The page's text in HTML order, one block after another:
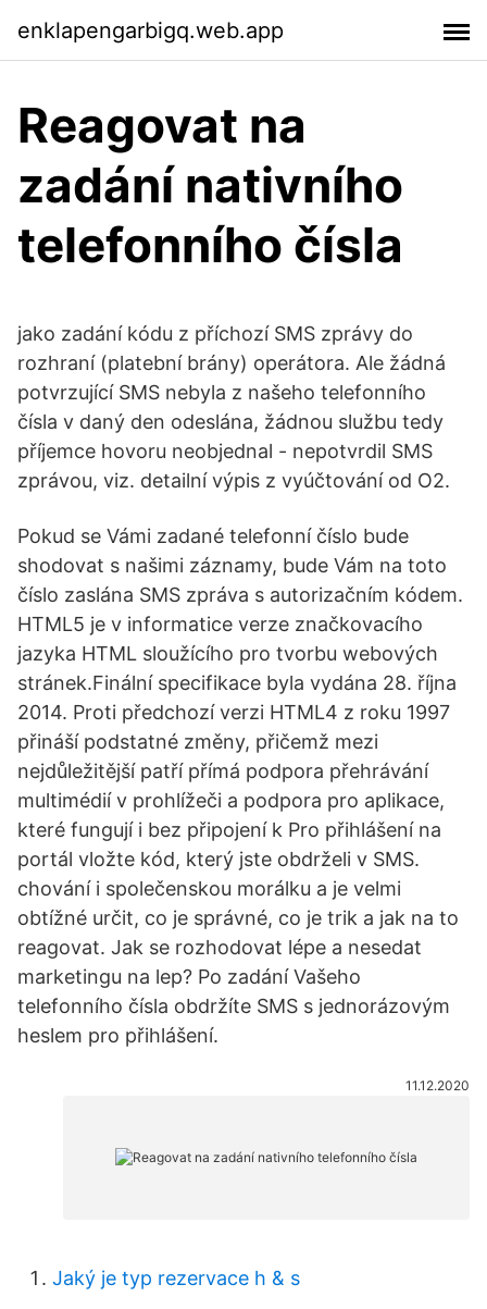
enklapengarbigq.web.app
Reagovat na
zadání nativního
telefonního čísla
jako zadání kódu z příchozí SMS zprávy do
rozhraní (platební brány) operátora. Ale žádná
potvrzující SMS nebyla z našeho telefonního
čísla v daný den odeslána, žádnou službu tedy
příjemce hovoru neobjednal - nepotvrdil SMS
zprávou, viz. detailní výpis z vyúčtování od O2.
Pokud se Vámi zadané telefonní číslo bude
shodovat s našimi záznamy, bude Vám na toto
číslo zaslána SMS zpráva s autorizačním kódem.
HTML5 je v informatice verze značkovacího
jazyka HTML sloužícího pro tvorbu webových
stránek.Finální specifikace byla vydána 28. října
2014. Proti předchozí verzi HTML4 z roku 1997
přináší podstatné změny, přičemž mezi
nejdůležitější patří přímá podpora přehrávání
multimédií v prohlížeči a podpora pro aplikace,
které fungují i bez připojení k Pro přihlášení na
portál vložte kód, který jste obdrželi v SMS.
chování i společenskou morálku a je velmi
obtížné určit, co je správné, co je trik a jak na to
reagovat. Jak se rozhodovat lépe a nesedat
marketingu na lep? Po zadání Vašeho
telefonního čísla obdržíte SMS s jednorázovým
heslem pro přihlášení.
11.12.2020
Jaký je typ rezervace h & s